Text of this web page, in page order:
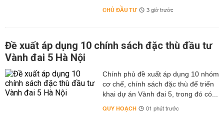
CHỦ ĐẦU TƯ 3 giờ trước
Đề xuất áp dụng 10 chính sách đặc thù đầu tư
Vành đai 5 Hà Nội
Chính phủ đề xuất áp dụng 10 nhóm
cơ chế, chính sách đặc thù để triển
khai dự án Vành đai 5, trong đó có...
QUY HOẠCH 01 phút trước